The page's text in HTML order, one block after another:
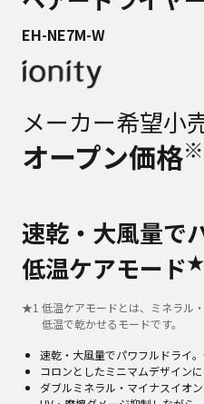
EH-NE7M-W
メーカー希望小
オープン価格※
速乾・大風量で
低温ケアモード
★1 低温ケアモードとは、ミネラル
低温で乾かせるモードです。
速乾・大風量でパワフルドライ
コロンとしたミニマムデザイン
ダブルミネラル・マイナスイオン